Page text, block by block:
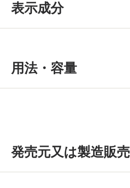
表示成分
用法・容量
発売元又は製造販